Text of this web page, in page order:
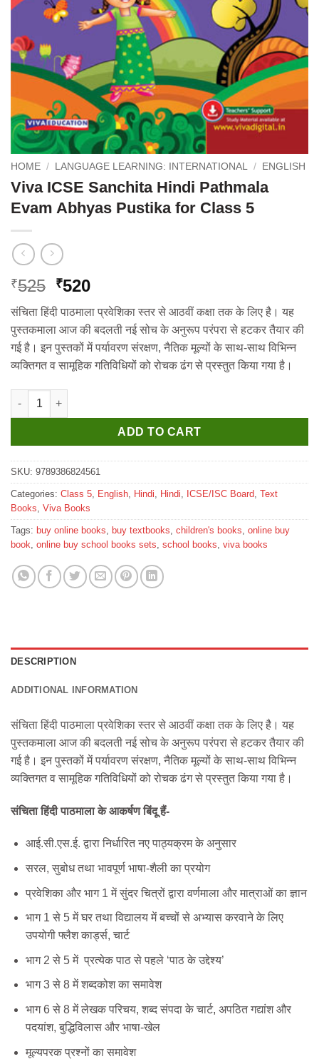
HOME / LANGUAGE LEARNING: INTERNATIONAL / ENGLISH
Viva ICSE Sanchita Hindi Pathmala
Evam Abhyas Pustika for Class 5
₹525 Original
price
was:
₹525.
₹520Current
price
is:
₹520.
संचिता हिंदी पाठमाला प्रवेशिका स्तर से आठवीं कक्षा तक के लिए है। यह
पुस्तकमाला आज की बदलती नई सोच के अनुरूप परंपरा से हटकर तैयार की
गई है। इन पुस्तकों में पर्यावरण संरक्षण, नैतिक मूल्यों के साथ-साथ विभिन्न
व्यक्तिगत व सामूहिक गतिविधियों को रोचक ढंग से प्रस्तुत किया गया है।
Viva ICSE Sanchita Hindi Pathmala Evam Abhyas Pustika for
ADD TO CART
SKU: 9789386824561
Categories: Class 5 English Hindi Hindi ICSE/ISC Board Text
Books Viva Books
Tags: buy online books buy textbooks children's books online buy
book online buy school books sets school books viva books
DESCRIPTION
ADDITIONAL INFORMATION
संचिता हिंदी पाठमाला प्रवेशिका स्तर से आठवीं कक्षा तक के लिए है। यह
पुस्तकमाला आज की बदलती नई सोच के अनुरूप परंपरा से हटकर तैयार की
गई है। इन पुस्तकों में पर्यावरण संरक्षण, नैतिक मूल्यों के साथ-साथ विभिन्न
व्यक्तिगत व सामूहिक गतिविधियों को रोचक ढंग से प्रस्तुत किया गया है।
संचिता हिंदी पाठमाला के आकर्षण बिंदू हैं-
आई.सी.एस.ई. द्वारा निर्धारित नए पाठ्यक्रम के अनुसार
सरल, सुबोध तथा भावपूर्ण भाषा-शैली का प्रयोग
प्रवेशिका और भाग 1 में सुंदर चित्रों द्वारा वर्णमाला और मात्राओं का ज्ञान
भाग 1 से 5 में घर तथा विद्यालय में बच्चों से अभ्यास करवाने के लिए
उपयोगी फ्लैश कार्ड्स, चार्ट
भाग 2 से 5 में प्रत्येक पाठ से पहले ‘पाठ के उद्देश्य’
भाग 3 से 8 में शब्दकोश का समावेश
भाग 6 से 8 में लेखक परिचय, शब्द संपदा के चार्ट, अपठित गद्यांश और
पदयांश, बुद्धिविलास और भाषा-खेल
मूल्यपरक प्रश्नों का समावेश